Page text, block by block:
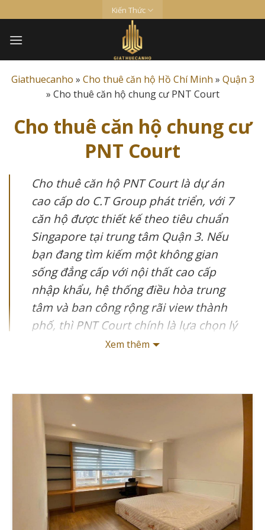
to
content
Kiến Thức
Giathuecanho » Cho thuê căn hộ Hồ Chí Minh » Quận 3
» Cho thuê căn hộ chung cư PNT Court
Cho thuê căn hộ chung cư
PNT Court
Cho thuê căn hộ PNT Court là dự án
cao cấp do C.T Group phát triển, với 7
căn hộ được thiết kế theo tiêu chuẩn
Singapore tại trung tâm Quận 3. Nếu
bạn đang tìm kiếm một không gian
sống đẳng cấp với nội thất cao cấp
nhập khẩu, hệ thống điều hòa trung
tâm và ban công rộng rãi view thành
phố, thì PNT Court chính là lựa chọn lý
tưởng. Với thiết kế tối ưu ánh sáng tự
sống hoàn hảo cho cư dân thành đạt.
Xin chào, tôi là Trương Tài Năng, CEO của
Giathuecanho với hơn 10 năm kinh nghiệm trong lĩnh
vực bất động sản tại TP.HCM. Cho thuê căn hộ PNT
Court là một trong những dự án cao cấp hiếm hoi tại
trung tâm Quận 3, mang đến không gian sống đẳng
cấp với tiêu chuẩn thiết kế Singapore. Cùng với
Giathuecanho khám phá chi tiết về vị trí đắc địa, tiện ích
Xem thêm